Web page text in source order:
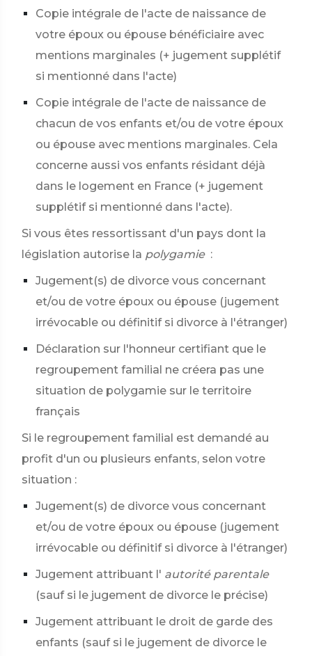
Copie intégrale de l'acte de naissance de
votre époux ou épouse bénéficiaire avec
mentions marginales (+ jugement supplétif
si mentionné dans l'acte)
Copie intégrale de l'acte de naissance de
chacun de vos enfants et/ou de votre époux
ou épouse avec mentions marginales. Cela
concerne aussi vos enfants résidant déjà
dans le logement en France (+ jugement
supplétif si mentionné dans l'acte).
Si vous êtes ressortissant d'un pays dont la
législation autorise la polygamie :
Jugement(s) de divorce vous concernant
et/ou de votre époux ou épouse (jugement
irrévocable ou définitif si divorce à l'étranger)
Déclaration sur l'honneur certifiant que le
regroupement familial ne créera pas une
situation de polygamie sur le territoire
français
Si le regroupement familial est demandé au
profit d'un ou plusieurs enfants, selon votre
situation :
Jugement(s) de divorce vous concernant
et/ou de votre époux ou épouse (jugement
irrévocable ou définitif si divorce à l'étranger)
Jugement attribuant l' autorité parentale
(sauf si le jugement de divorce le précise)
Jugement attribuant le droit de garde des
enfants (sauf si le jugement de divorce le